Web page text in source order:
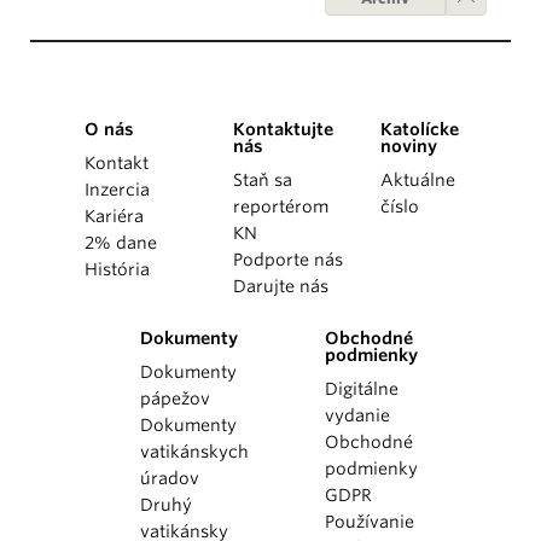
O nás
Kontakt
Inzercia
Kariéra
2% dane
História
Kontaktujte
nás
Staň sa
reportérom
KN
Podporte nás
Darujte nás
Katolícke
noviny
Aktuálne
číslo
Dokumenty
Dokumenty
pápežov
Dokumenty
vatikánskych
úradov
Druhý
vatikánsky
Obchodné
podmienky
Digitálne
vydanie
Obchodné
podmienky
GDPR
Používanie